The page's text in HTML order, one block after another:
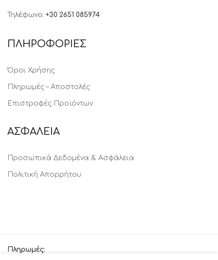
Τηλέφωνο: +30 2651 085974
ΠΛΗΡΟΦΟΡΙΕΣ
Όροι Χρήσης
Πληρωμές – Αποστολές
Επιστροφές Προϊόντων
ΑΣΦΑΛΕΙΑ
Προσωπικά Δεδομένα & Ασφάλεια
Πολιτική Απορρήτου
Πληρωμές: